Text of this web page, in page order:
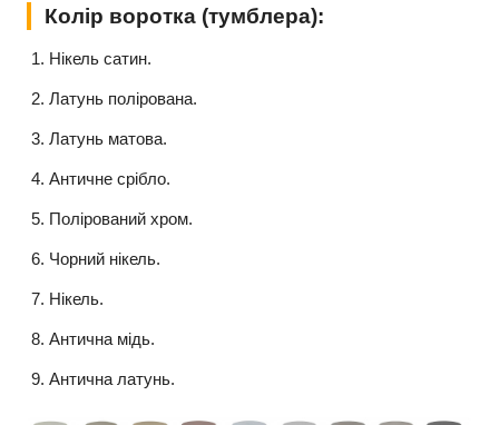
Колір воротка (тумблера):
Нікель сатин.
Латунь полірована.
Латунь матова.
Античне срібло.
Полірований хром.
Чорний нікель.
Нікель.
Антична мідь.
Антична латунь.